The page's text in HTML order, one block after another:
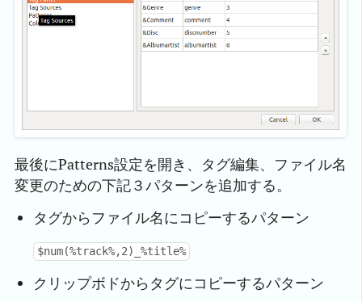
最後にPatterns設定を開き、タグ編集、ファイル名
変更のための下記３パターンを追加する。
タグからファイル名にコピーするパターン
$num(%track%,2)_%title%
クリップボドからタグにコピーするパターン